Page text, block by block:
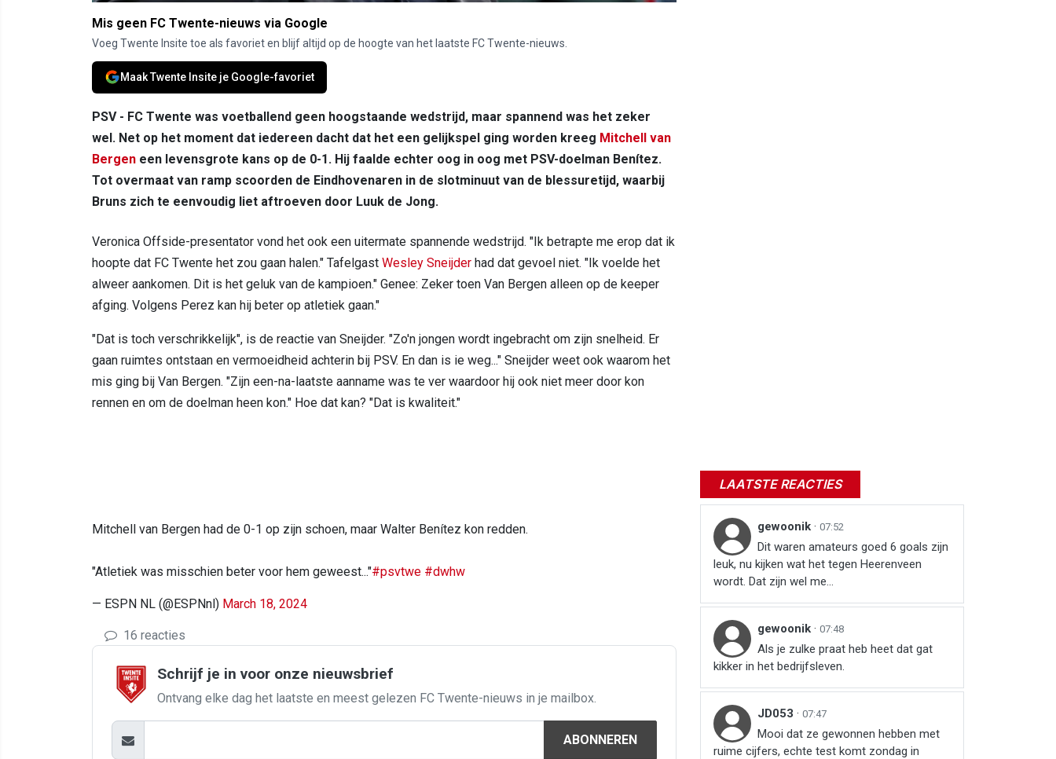
Mis geen FC Twente-nieuws via Google
Voeg Twente Insite toe als favoriet en blijf altijd op de hoogte van het laatste FC Twente-nieuws.
Maak Twente Insite je Google-favoriet
PSV - FC Twente was voetballend geen hoogstaande wedstrijd, maar spannend was het zeker
wel. Net op het moment dat iedereen dacht dat het een gelijkspel ging worden kreeg Mitchell van
Bergen een levensgrote kans op de 0-1. Hij faalde echter oog in oog met PSV-doelman Benítez.
Tot overmaat van ramp scoorden de Eindhovenaren in de slotminuut van de blessuretijd, waarbij
Bruns zich te eenvoudig liet aftroeven door Luuk de Jong.
Veronica Offside-presentator vond het ook een uitermate spannende wedstrijd. "Ik betrapte me erop dat ik
hoopte dat FC Twente het zou gaan halen." Tafelgast Wesley Sneijder had dat gevoel niet. "Ik voelde het
alweer aankomen. Dit is het geluk van de kampioen." Genee: Zeker toen Van Bergen alleen op de keeper
afging. Volgens Perez kan hij beter op atletiek gaan."
"Dat is toch verschrikkelijk", is de reactie van Sneijder. "Zo'n jongen wordt ingebracht om zijn snelheid. Er
gaan ruimtes ontstaan en vermoeidheid achterin bij PSV. En dan is ie weg..." Sneijder weet ook waarom het
mis ging bij Van Bergen. "Zijn een-na-laatste aanname was te ver waardoor hij ook niet meer door kon
rennen en om de doelman heen kon." Hoe dat kan? "Dat is kwaliteit."
Mitchell van Bergen had de 0-1 op zijn schoen, maar Walter Benítez kon redden.
"Atletiek was misschien beter voor hem geweest..."#psvtwe #dwhw
— ESPN NL (@ESPNnl) March 18, 2024
16 reacties
Schrijf je in voor onze nieuwsbrief
Ontvang elke dag het laatste en meest gelezen FC Twente-nieuws in je mailbox.
ABONNEREN
LAATSTE REACTIES
gewoonik · 07:52
Dit waren amateurs goed 6 goals zijn
leuk, nu kijken wat het tegen Heerenveen
wordt. Dat zijn wel me...
gewoonik · 07:48
Als je zulke praat heb heet dat gat
kikker in het bedrijfsleven.
JD053 · 07:47
Mooi dat ze gewonnen hebben met
ruime cijfers, echte test komt zondag in